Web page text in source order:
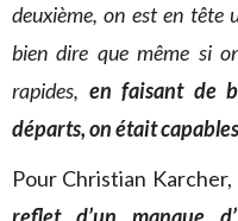
deuxième, on est en tête
bien dire que même si
rapides, en faisant de
départs, on était
Pour Christian